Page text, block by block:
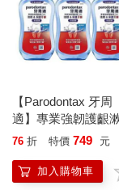
【Parodontax 牙周
適】專業強韌護齦
水-極淨薄荷500mlx3
76 折 特價 749 元
加入購物車